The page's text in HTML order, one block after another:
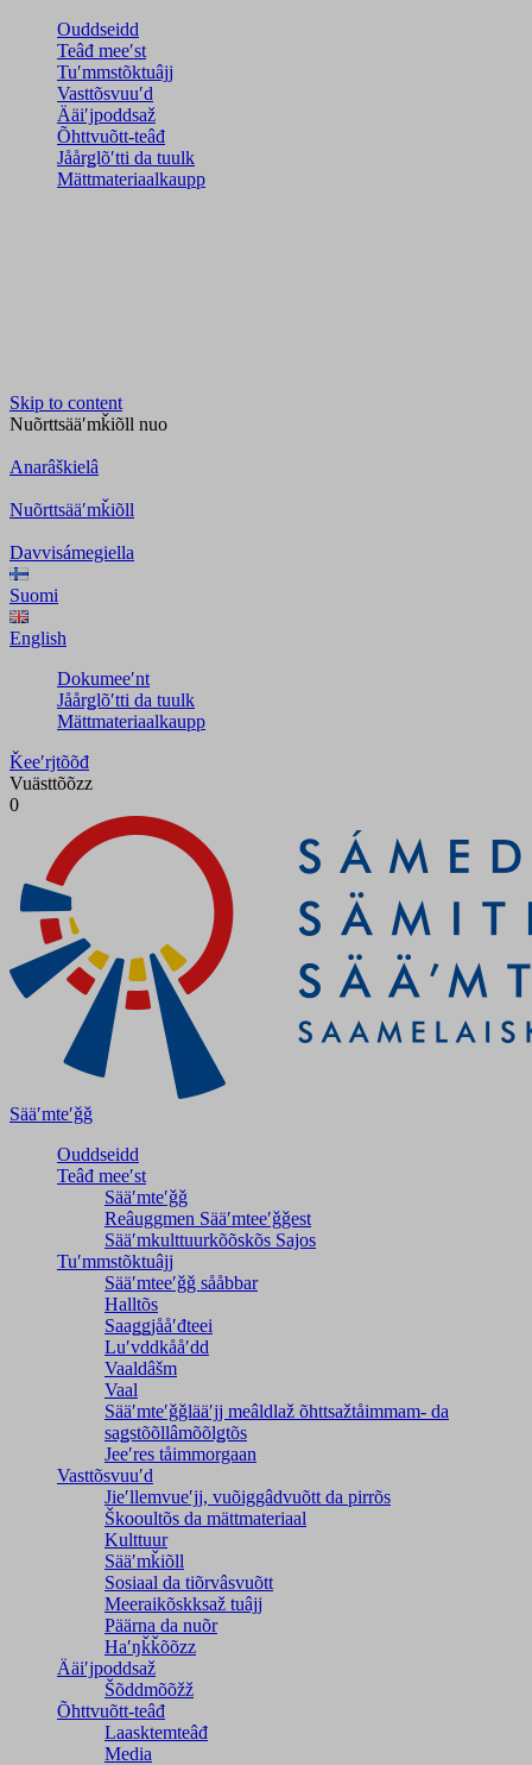
Ouddseidd
Teâđ meeʹst
Tuʹmmstõktuâjj
Vasttõsvuuʹd
Ääiʹjpoddsaž
Õhttvuõtt-teâđ
Jåårǥlõʹtti da tuulk
Mättmateriaalkaupp
Skip to content
Nuõrttsääʹmǩiõll nuo
Anarâškielâ
Nuõrttsääʹmǩiõll
Davvisámegiella
Suomi
English
Dokumeeʹnt
Jåårǥlõʹtti da tuulk
Mättmateriaalkaupp
Ǩeeʹrjtõõđ
Vuästtõõzz
0
Sääʹmteʹǧǧ
Ouddseidd
Teâđ meeʹst
Sääʹmteʹǧǧ
Reâuggmen Sääʹmteeʹǧǧest
Sääʹmkulttuurkõõskõs Sajos
Tuʹmmstõktuâjj
Sääʹmteeʹǧǧ sååbbar
Halltõs
Saaǥǥjååʹđteei
Luʹvddkååʹdd
Vaaldâšm
Vaal
Sääʹmteʹǧǧlääʹjj meâldlaž õhttsažtåimmam- da
saǥstõõllâmõõlǥtõs
Jeeʹres tåimmorgaan
Vasttõsvuuʹd
Jieʹllemvueʹjj, vuõiggâdvuõtt da pirrõs
Škooultõs da mättmateriaal
Kulttuur
Sääʹmǩiõll
Sosiaal da tiõrvâsvuõtt
Meeraikõskksaž tuâjj
Päärna da nuõr
Haʹŋǩǩõõzz
Ääiʹjpoddsaž
Šõddmõõžž
Õhttvuõtt-teâđ
Laasktemteâđ
Media